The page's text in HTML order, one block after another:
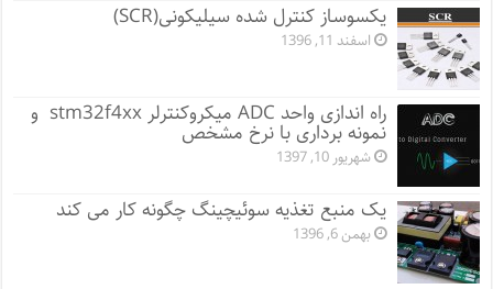
یکسوساز کنترل شده سیلیکونی(SCR)
اسفند 11, 1396
راه اندازی واحد ADC میکروکنترلر stm32f4xx و
نمونه برداری با نرخ مشخص
شهریور 10, 1397
یک منبع تغذیه سوئیچینگ چگونه کار می کند
بهمن 6, 1396